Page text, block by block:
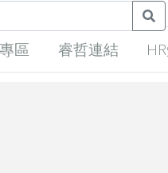
區 睿哲連結